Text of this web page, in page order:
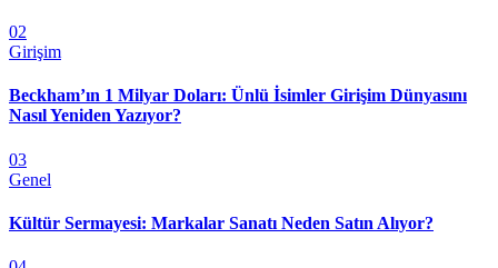
02
Girişim
Beckham’ın 1 Milyar Doları: Ünlü İsimler Girişim Dünyasını
Nasıl Yeniden Yazıyor?
03
Genel
Kültür Sermayesi: Markalar Sanatı Neden Satın Alıyor?